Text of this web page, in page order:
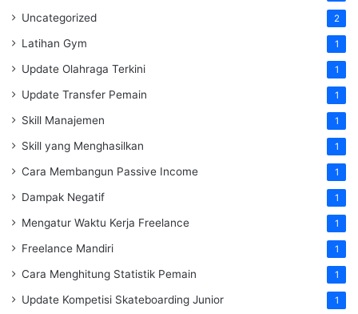
Uncategorized 2
Latihan Gym 1
Update Olahraga Terkini 1
Update Transfer Pemain 1
Skill Manajemen 1
Skill yang Menghasilkan 1
Cara Membangun Passive Income 1
Dampak Negatif 1
Mengatur Waktu Kerja Freelance 1
Freelance Mandiri 1
Cara Menghitung Statistik Pemain 1
Update Kompetisi Skateboarding Junior 1